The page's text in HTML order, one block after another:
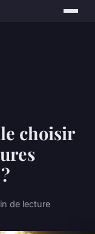
choisir
de lecture